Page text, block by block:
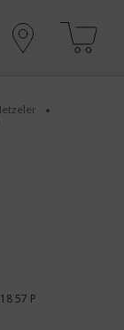
•